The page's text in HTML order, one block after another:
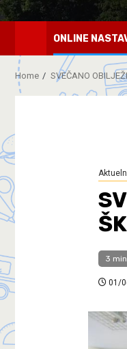
ONLINE
Home SVEČANO
3
01/